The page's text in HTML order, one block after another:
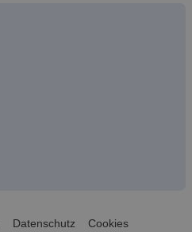
Datenschutz Cookies